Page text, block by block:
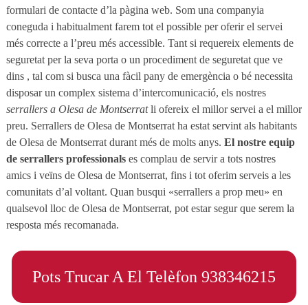
formulari de contacte d’la pàgina web. Som una companyia
coneguda i habitualment farem tot el possible per oferir el servei
més correcte a l’preu més accessible. Tant si requereix elements de
seguretat per la seva porta o un procediment de seguretat que ve
dins , tal com si busca una fàcil pany de emergència o bé necessita
disposar un complex sistema d’intercomunicació, els nostres
serrallers a Olesa de Montserratli ofereix el millor servei a el millor
preu. Serrallers de Olesa de Montserrat ha estat servint als habitants
de Olesa de Montserrat durant més de molts anys. El nostre equip
de serrallers professionalses complau de servir a tots nostres
amics i veïns de Olesa de Montserrat, fins i tot oferim serveis a les
comunitats d’al voltant. Quan busqui «serrallers a prop meu» en
qualsevol lloc de Olesa de Montserrat, pot estar segur que serem la
resposta més recomanada.
Pots Trucar A El Telèfon 938346215